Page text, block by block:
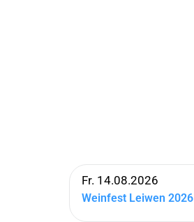
Fr. 14.08.2026
Weinfest Leiwen 2026